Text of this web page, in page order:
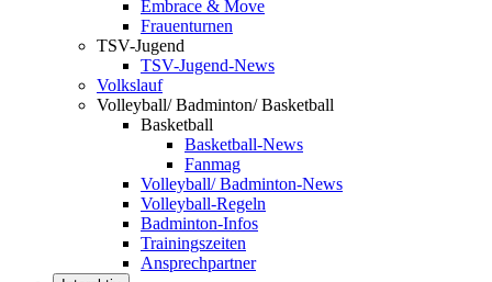
Embrace & Move
Frauenturnen
TSV-Jugend
TSV-Jugend-News
Volkslauf
Volleyball/ Badminton/ Basketball
Basketball
Basketball-News
Fanmag
Volleyball/ Badminton-News
Volleyball-Regeln
Badminton-Infos
Trainingszeiten
Ansprechpartner